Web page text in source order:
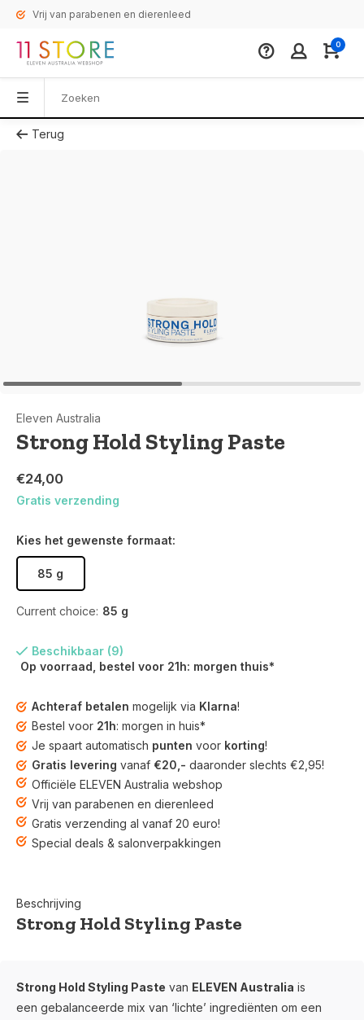
Vrij van parabenen en dierenleed
0
Terug
Eleven Australia
Strong Hold Styling Paste
€24,00
Gratis verzending
Kies het gewenste formaat:
85 g
Current choice: 85 g
Beschikbaar (9)
Op voorraad, bestel voor 21h: morgen thuis*
Achteraf betalen mogelijk via Klarna!
Bestel voor 21h: morgen in huis*
Je spaart automatisch punten voor korting!
Gratis levering vanaf €20,- daaronder slechts €2,95!
Officiële ELEVEN Australia webshop
Vrij van parabenen en dierenleed
Gratis verzending al vanaf 20 euro!
Special deals & salonverpakkingen
Beschrijving
Strong Hold Styling Paste
Strong Hold Styling Paste van ELEVEN Australia is
een gebalanceerde mix van ‘lichte’ ingrediënten om een